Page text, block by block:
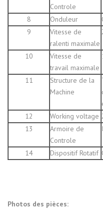
Controle
8 Onduleur
9
Vitesse de
ralenti maximale
10
Vitesse de
travail maximale
11
Structure de la
Machine
12
Working voltage
13
Armoire de
Controle
14 Dispositif Rotatif
Photos des pièces: